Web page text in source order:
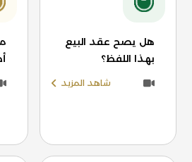
هل يصح عقد البيع
بهذا اللفظ؟
شاهد المزيد